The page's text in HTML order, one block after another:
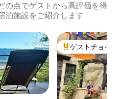
の点でゲストから高評価を得
泊施設をご紹介します
。 大好評のゲスト
ゲストチョイス